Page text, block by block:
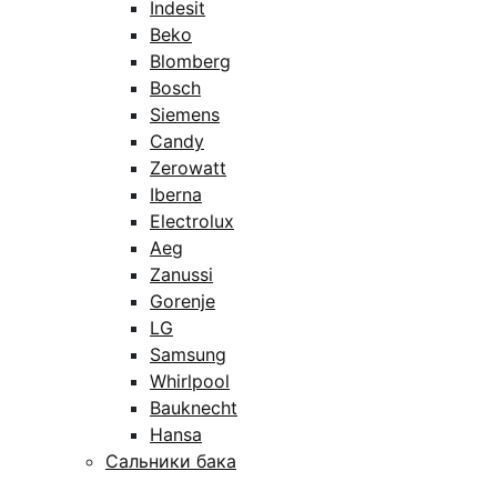
Indesit
Beko
Blomberg
Bosch
Siemens
Candy
Zerowatt
Iberna
Electrolux
Aeg
Zanussi
Gorenje
LG
Samsung
Whirlpool
Bauknecht
Hansa
Сальники бака